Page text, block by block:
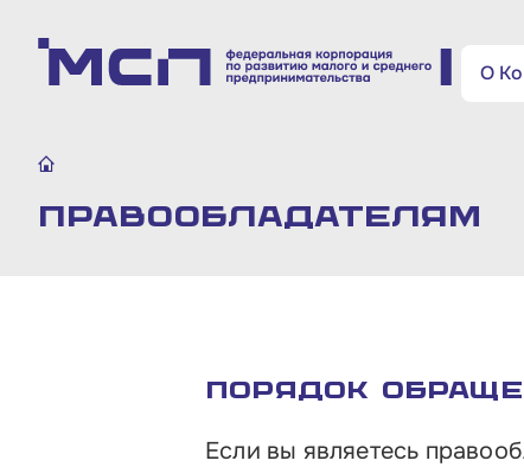
О
Поиск по сайту
Правообладателям
Порядок
Если вы являетесь